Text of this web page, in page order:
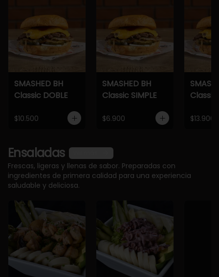
SMASHED BH
Classic DOBLE
$10.500
SMASHED BH
Classic SIMPLE
$6.900
Classic
$13.900
Ensaladas
Frescas, ligeras y llenas de sabor. Preparadas con
ingredientes de primera calidad para una experiencia
saludable y deliciosa.